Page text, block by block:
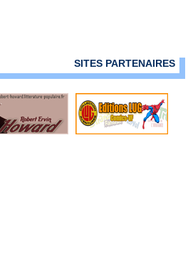
SITES PARTENAIRES